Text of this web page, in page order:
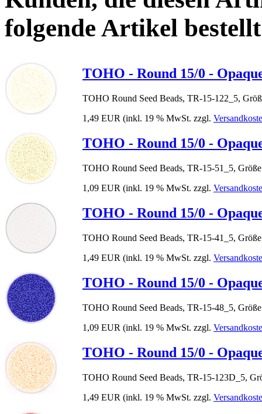
folgende Artikel
TOHO - Round 15/0 -
TOHO Round Seed Beads, TR-15-122_5,
1,49 EUR (inkl. 19 % MwSt. zzgl.
TOHO - Round 15/0 -
TOHO Round Seed Beads, TR-15-51_5,
1,09 EUR (inkl. 19 % MwSt. zzgl.
TOHO - Round 15/0 -
TOHO Round Seed Beads, TR-15-41_5,
1,49 EUR (inkl. 19 % MwSt. zzgl.
TOHO - Round 15/0 -
TOHO Round Seed Beads, TR-15-48_5,
1,09 EUR (inkl. 19 % MwSt. zzgl.
TOHO - Round 15/0 -
TOHO Round Seed Beads, TR-15-123D_5,
1,49 EUR (inkl. 19 % MwSt. zzgl.